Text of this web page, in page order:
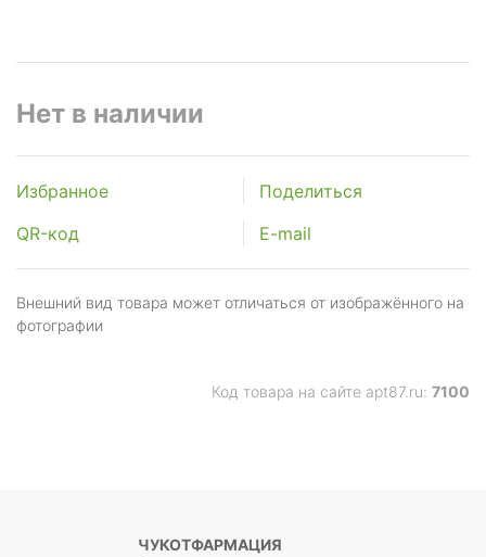
Нет в наличии
Избранное
Поделиться
QR-код
E-mail
Внешний вид товара может отличаться от изображённого на
фотографии
Код товара на сайте apt87.ru: 7100
ЧУКОТФАРМАЦИЯ